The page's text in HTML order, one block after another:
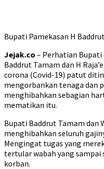
Bupati Pamekasan H
Jejak.co – Perhatian Bupati
Baddrut Tamam dan H
corona (Covid-19) patut
mengorbankan tenaga dan
menghibahkan sebagian
mematikan itu.
Bupati Baddrut Tamam dan
menghibahkan seluruh
Mengingat tugas yang
tertular wabah yang sampai
korban.